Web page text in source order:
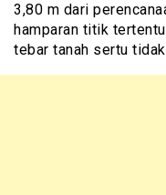
3,80 m dari
hamparan titik
tebar tanah sertu